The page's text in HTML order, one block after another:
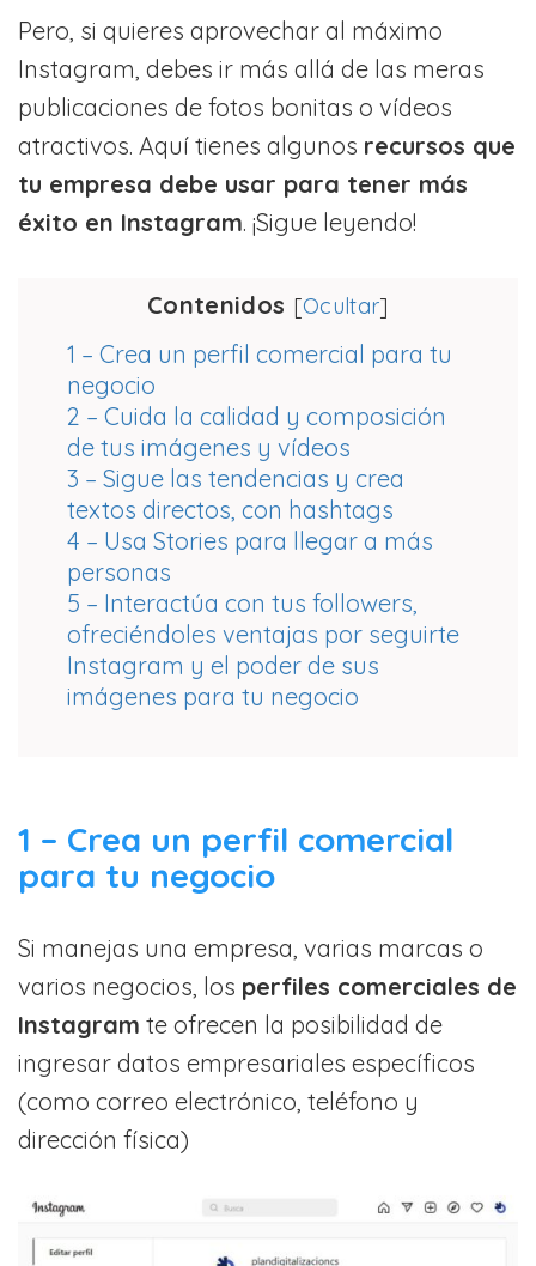
Pero, si quieres aprovechar al máximo
Instagram, debes ir más allá de las meras
publicaciones de fotos bonitas o vídeos
atractivos. Aquí tienes algunos recursos que
tu empresa debe usar para tener más
éxito en Instagram. ¡Sigue leyendo!
Contenidos [Ocultar]
1 – Crea un perfil comercial para tu
negocio
2 – Cuida la calidad y composición
de tus imágenes y vídeos
3 – Sigue las tendencias y crea
textos directos, con hashtags
4 – Usa Stories para llegar a más
personas
5 – Interactúa con tus followers,
ofreciéndoles ventajas por seguirte
Instagram y el poder de sus
imágenes para tu negocio
1 – Crea un perfil comercial
para tu negocio
Si manejas una empresa, varias marcas o
varios negocios, los perfiles comerciales de
Instagram te ofrecen la posibilidad de
ingresar datos empresariales específicos
(como correo electrónico, teléfono y
dirección física)